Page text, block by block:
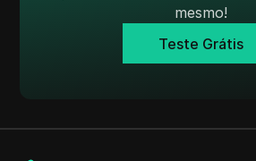
VKontakte
mesmo!
Teste Grátis